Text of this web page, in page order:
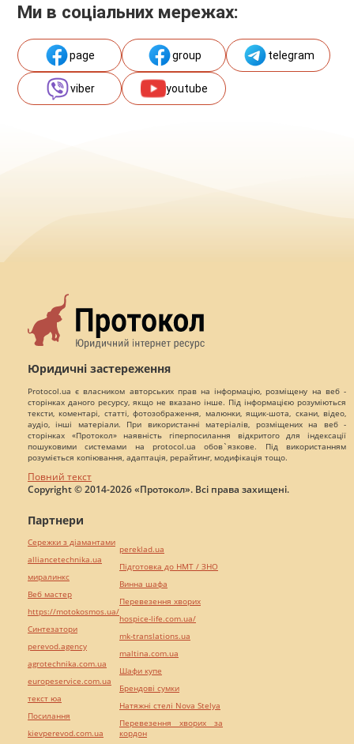
Ми в соціальних мережах:
page group telegram
viber youtube
Юридичні застереження
Protocol.ua є власником авторських прав на інформацію, розміщену на веб -
сторінках даного ресурсу, якщо не вказано інше. Під інформацією розуміються
тексти, коментарі, статті, фотозображення, малюнки, ящик-шота, скани, відео,
аудіо, інші матеріали. При використанні матеріалів, розміщених на веб -
сторінках «Протокол» наявність гіперпосилання відкритого для індексації
пошуковими системами на protocol.ua обов`язкове. Під використанням
розуміється копіювання, адаптація, рерайтинг, модифікація тощо.
Повний текст
Copyright © 2014-2026 «Протокол». Всі права захищені.
Партнери
Сережки з діамантами
alliancetechnika.ua
миралинкс
Веб мастер
https://motokosmos.ua/
Синтезатори
perevod.agency
agrotechnika.com.ua
europeservice.com.ua
текст юа
Посилання
kievperevod.com.ua
pereklad.ua
Підготовка до НМТ / ЗНО
Винна шафа
Перевезення хворих
hospice-life.com.ua/
mk-translations.ua
maltina.com.ua
Шафи купе
Брендові сумки
Натяжні стелі Nova Stelya
Перевезення хворих за
кордон